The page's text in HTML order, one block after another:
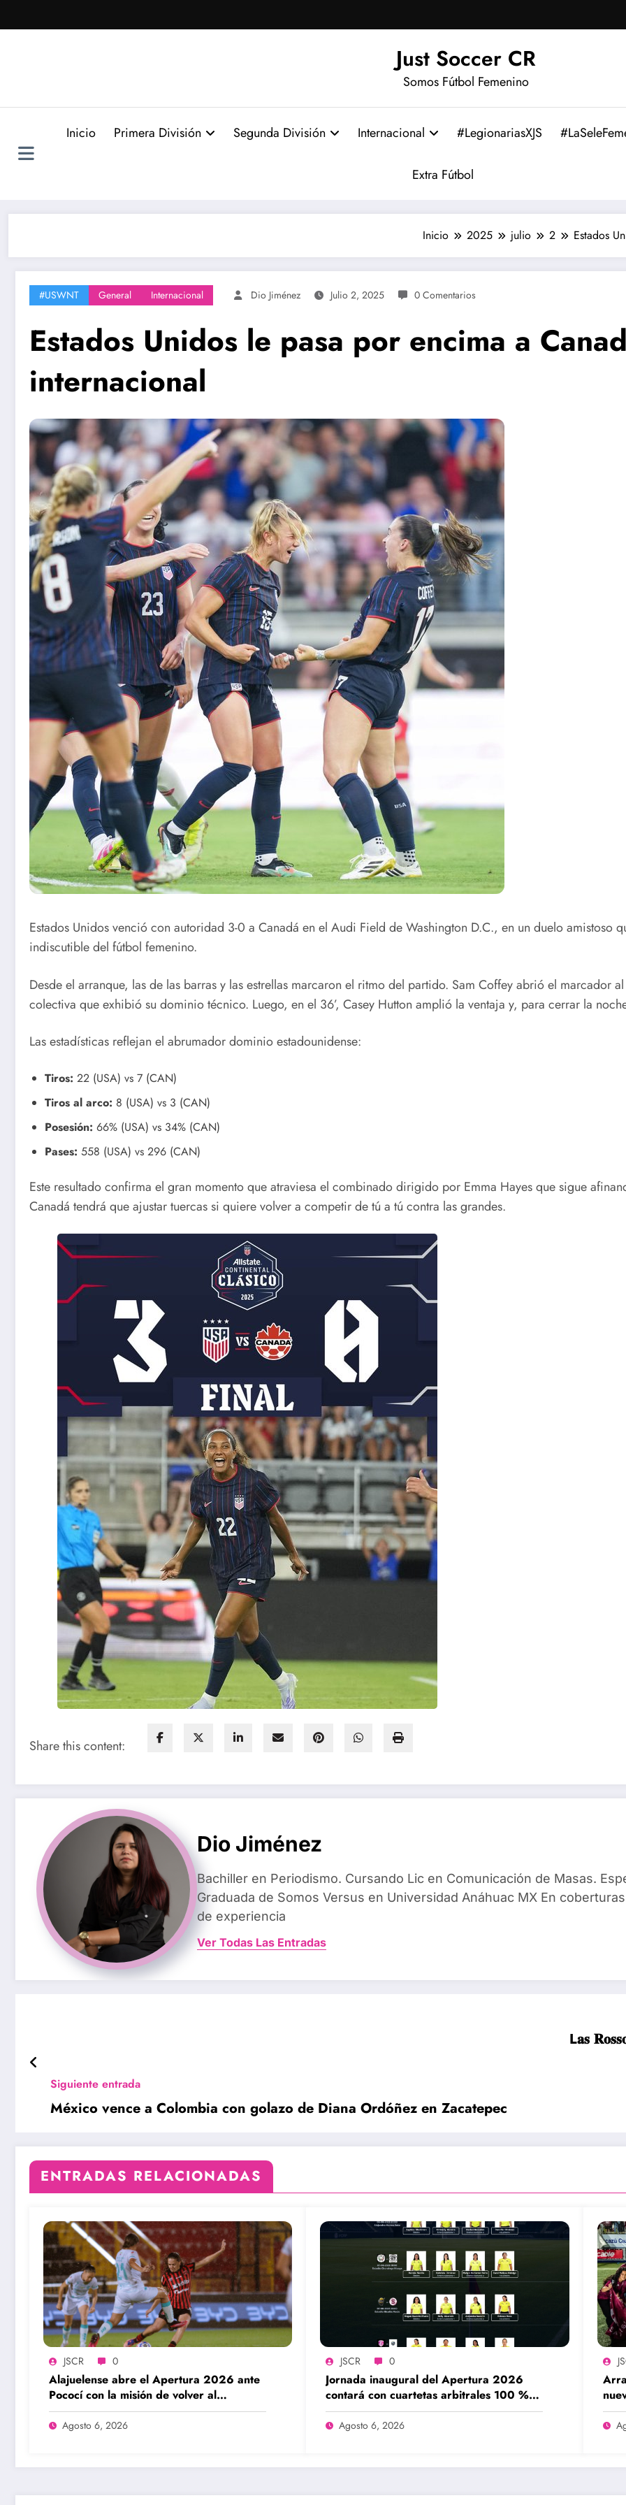
al
Just Soccer CR
Somos Fútbol Femenino
Inicio Primera División Segunda División Internacional #LegionariasXJS
Extra Fútbol
Inicio 2025 julio 2 Estados
#USWNT General Internacional Dio Jiménez Julio 2, 2025 0 Comentarios
Estados Unidos le pasa por encima a
internacional
Estados Unidos venció con autoridad 3-0 a Canadá en el Audi Field de Washington D.C., en un duelo amistoso
indiscutible del fútbol femenino.
Desde el arranque, las de las barras y las estrellas marcaron el ritmo del partido. Sam Coffey abrió el marcador
colectiva que exhibió su dominio técnico. Luego, en el 36’, Casey Hutton amplió la ventaja y, para cerrar la
Las estadísticas reflejan el abrumador dominio estadounidense:
Tiros: 22 (USA) vs 7 (CAN)
Tiros al arco: 8 (USA) vs 3 (CAN)
Posesión: 66% (USA) vs 34% (CAN)
Pases: 558 (USA) vs 296 (CAN)
Este resultado confirma el gran momento que atraviesa el combinado dirigido por Emma Hayes que sigue
Canadá tendrá que ajustar tuercas si quiere volver a competir de tú a tú contra las grandes.
Share this content:
Dio Jiménez
Bachiller en Periodismo. Cursando Lic en Comunicación de Masas.
Graduada de Somos Versus en Universidad Anáhuac MX En
de experiencia
Ver Todas Las Entradas
L𝐚𝐬
Siguiente entrada
México vence a Colombia con golazo de Diana Ordóñez en Zacatepec
ENTRADAS RELACIONADAS
JSCR 0
Alajuelense abre el Apertura 2026 ante
Pococí con la misión de volver al
protagonismo
Agosto 6, 2026
JSCR 0
Jornada inaugural del Apertura 2026
contará con cuartetas arbitrales 100 %
femeninas
Agosto 6, 2026